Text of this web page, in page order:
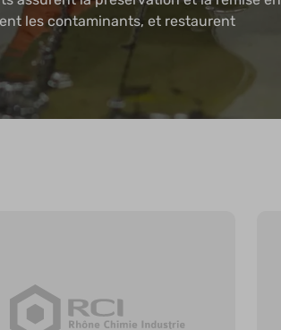
les contaminants, et restaurent